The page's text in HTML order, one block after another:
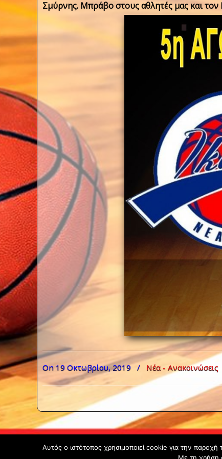
Σμύρνης. Μπράβο στους αθλητές μας και
On 19 Οκτωβρίου, 2019 / Νέα - Ανακοινώσεις
Αυτός ο ιστότοπος χρησιμοποιεί cookie για την